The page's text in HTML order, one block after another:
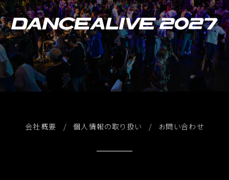
会社概要 個人情報の取り扱い お問い合わせ